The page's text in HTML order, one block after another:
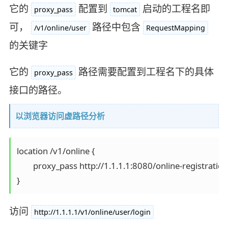
它的 proxy_pass 配置到 tomcat
启动的工程名即
可，
/v1/online/user 路径中包含 RequestMapping
的关键字
它的
proxy_pass 路径需要配置到工程名下的具体
接口的路径。
以浏览器访问虚路径分析
location /v1/online {
}
访问 http://1.1.1.1/v1/online/user/login